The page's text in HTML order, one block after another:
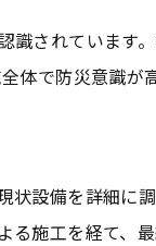
識
イント
されています
で防災意識が
設備を詳細に
施工を経て、